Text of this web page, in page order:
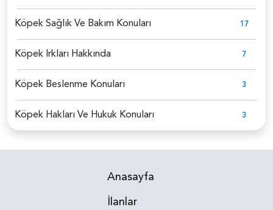
Köpek Sağlık Ve Bakım Konuları 17
Köpek Irkları Hakkında 7
Köpek Beslenme Konuları 3
Köpek Hakları Ve Hukuk Konuları 3
Anasayfa
İlanlar